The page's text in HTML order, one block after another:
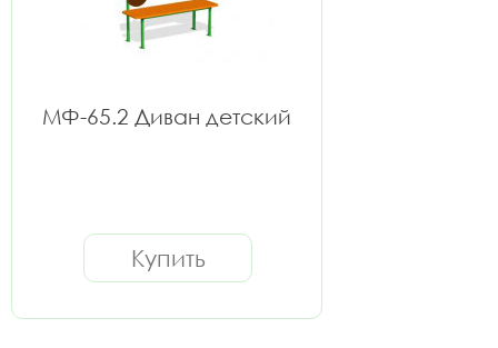
МФ-65.2 Диван детский
Купить